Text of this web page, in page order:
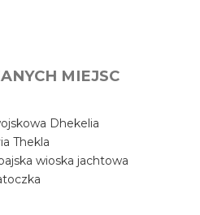
MIEJSC
Dhekelia
Thekla
wioska jachtowa